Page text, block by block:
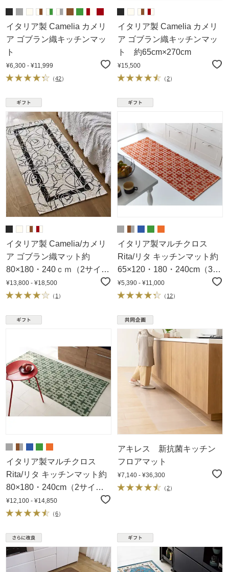
イタリア製 Camelia カメリ
ア ゴブラン織キッチンマッ
ト
¥6,300 - ¥11,999
（42）
イタリア製 Camelia カメリ
ア ゴブラン織キッチンマッ
ト 約65cm×270cm
¥15,500
（2）
イタリア製 Camelia/カメリ
ア ゴブラン織マット約
80×180・240ｃｍ（2サイ
ズ）
¥13,800 - ¥18,500
（ 1 ）
イタリア製マルチクロス
Rita/リタ キッチンマット約
65×120・180・240cm（3サ
イズ）
¥5,390 - ¥11,000
（ 12）
イタリア製マルチクロス
Rita/リタ キッチンマット約
80×180・240cm（2サイ
ズ）
¥12,100 - ¥14,850
（6）
アキレス 新抗菌キッチン
フロアマット
¥7,140 - ¥36,300
（2）